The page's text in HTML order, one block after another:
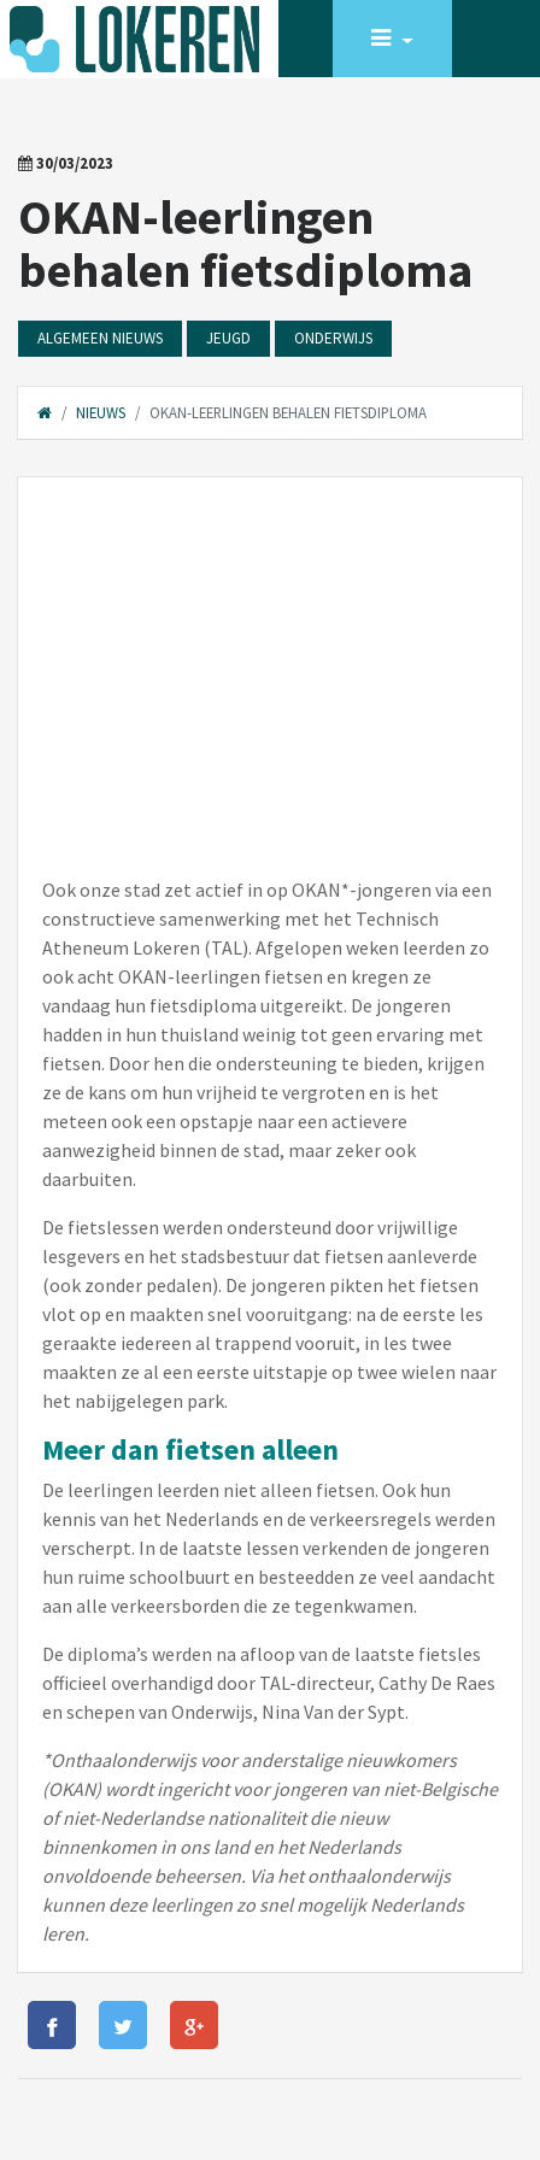
30/03/2023
OKAN-leerlingen
behalen fietsdiploma
ALGEMEEN NIEUWS JEUGD ONDERWIJS
NIEUWS OKAN-LEERLINGEN BEHALEN FIETSDIPLOMA
Ook onze stad zet actief in op OKAN*-jongeren via een
constructieve samenwerking met het Technisch
Atheneum Lokeren (TAL). Afgelopen weken leerden zo
ook acht OKAN-leerlingen fietsen en kregen ze
vandaag hun fietsdiploma uitgereikt. De jongeren
hadden in hun thuisland weinig tot geen ervaring met
fietsen. Door hen die ondersteuning te bieden, krijgen
ze de kans om hun vrijheid te vergroten en is het
meteen ook een opstapje naar een actievere
aanwezigheid binnen de stad, maar zeker ook
daarbuiten.
De fietslessen werden ondersteund door vrijwillige
lesgevers en het stadsbestuur dat fietsen aanleverde
(ook zonder pedalen). De jongeren pikten het fietsen
vlot op en maakten snel vooruitgang: na de eerste les
geraakte iedereen al trappend vooruit, in les twee
maakten ze al een eerste uitstapje op twee wielen naar
het nabijgelegen park.
Meer dan fietsen alleen
De leerlingen leerden niet alleen fietsen. Ook hun
kennis van het Nederlands en de verkeersregels werden
verscherpt. In de laatste lessen verkenden de jongeren
hun ruime schoolbuurt en besteedden ze veel aandacht
aan alle verkeersborden die ze tegenkwamen.
De diploma’s werden na afloop van de laatste fietsles
officieel overhandigd door TAL-directeur, Cathy De Raes
en schepen van Onderwijs, Nina Van der Sypt.
*Onthaalonderwijs voor anderstalige nieuwkomers
(OKAN) wordt ingericht voor jongeren van niet-Belgische
of niet-Nederlandse nationaliteit die nieuw
binnenkomen in ons land en het Nederlands
onvoldoende beheersen. Via het onthaalonderwijs
kunnen deze leerlingen zo snel mogelijk Nederlands
leren.